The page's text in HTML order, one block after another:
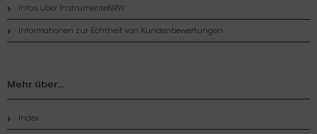
Infos über InstrumenteNRW
Informationen zur Echtheit von Kundenbewertungen
Mehr über...
Index